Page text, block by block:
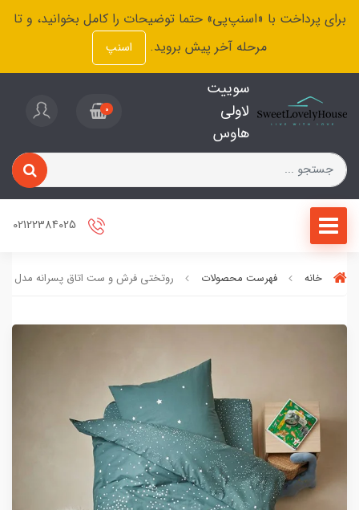
برای پرداخت با «اسنپ‌پی» حتما توضیحات را کامل بخوانید، و تا
مرحله آخر پیش بروید.
اسنپ
سوییت
لاولی
هاوس
0
خانه فهرست محصولات روتختی فرش و ست اتاق پسرانه مدل